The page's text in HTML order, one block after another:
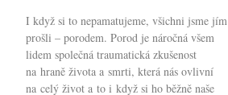
I když si to nepamatujeme, všichni jsme jím
prošli – porodem. Porod je náročná všem
lidem společná traumatická zkušenost
na hraně života a smrti, která nás ovlivní
na celý život a to i když si ho běžně naše